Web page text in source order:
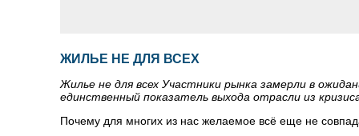
ЖИЛЬЕ НЕ ДЛЯ ВСЕХ
Жилье не для всех Участники рынка замерли в
единственный показатель выхода отрасли из
Почему для многих из нас желаемое всё еще не